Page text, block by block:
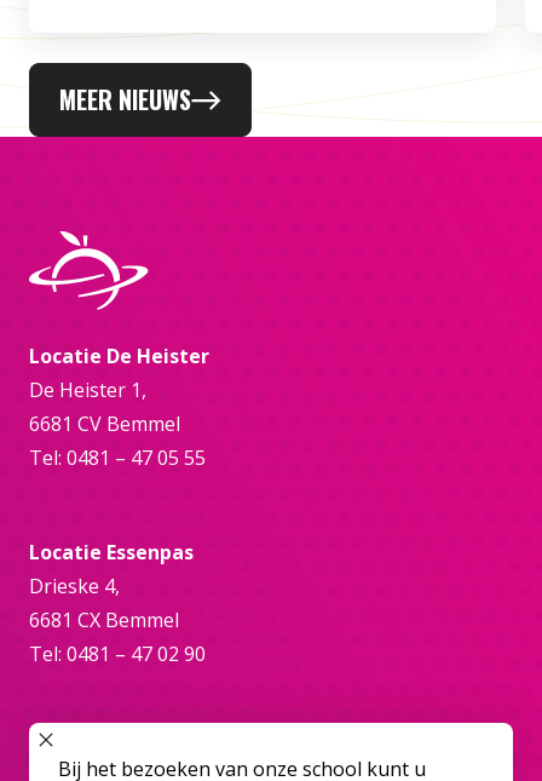
MEER NIEUWS
Locatie De Heister
De Heister 1,
6681 CV Bemmel
Tel: 0481 – 47 05 55
Locatie Essenpas
Drieske 4,
6681 CX Bemmel
Tel: 0481 – 47 02 90
OnlineSLUIT POPUP
Bij het bezoeken van onze school kunt u